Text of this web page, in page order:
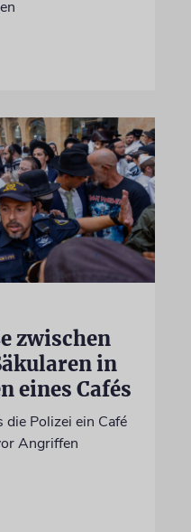
zwischen
in
eines Cafés
Polizei ein Café
Angriffen